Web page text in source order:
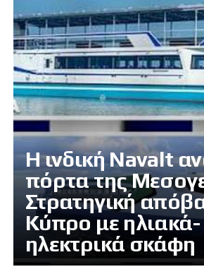
Η ινδική Navalt
πόρτα της
Στρατηγική
Κύπρο με ηλιακά-
ηλεκτρικά σκάφη